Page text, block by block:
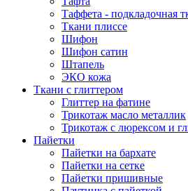
Таффета - подкладочная
Ткани плиссе
Шифон
Шифон сатин
Штапель
ЭКО кожа
Ткани с глиттером
Глиттер на фатине
Трикотаж масло металлик
Трикотаж с люрексом и
Пайетки
Пайетки на бархате
Пайетки на сетке
Пайетки пришивные